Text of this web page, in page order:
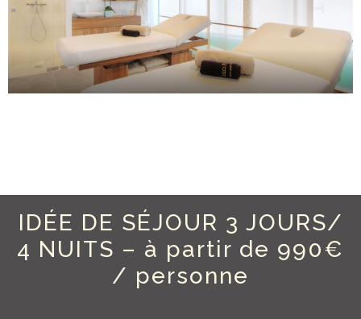
IDÉE DE SÉJOUR 3 JOURS/
4 NUITS – à partir de 990€
/ personne